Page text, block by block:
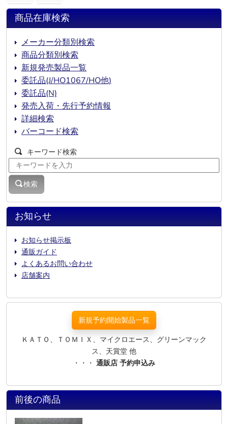
お知らせ
お知らせ掲示板
通販ガイド
よくあるお問い合わせ
店舗案内
商品在庫検索
メーカー分類別検索
商品分類別検索
新規発売製品一覧
委託品(J/HO1067/HO他)
委託品(N)
発売入荷・先行予約情報
詳細検索
バーコード検索
キーワード検索
検索
新規予約開始製品一覧
ＫＡＴＯ、ＴＯＭＩＸ、マイクロエース、グリーンマック
ス、天賞堂 他
・・・ 通販店 予約申込み
前後の商品